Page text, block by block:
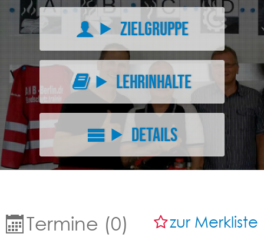
Zielgruppe
Lehrinhalte
Details
zur Merkliste
Termine (0)